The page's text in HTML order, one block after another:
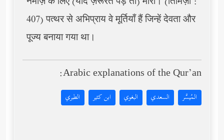
407) पत्थर से अभिप्राय वे मूर्तियाँ हैं जिन्हें देवता और
पूज्य बनाया गया था।
Arabic explanations of the Qur’an:
المُيسَّر السعدي البغوي ابن كثير الطبري